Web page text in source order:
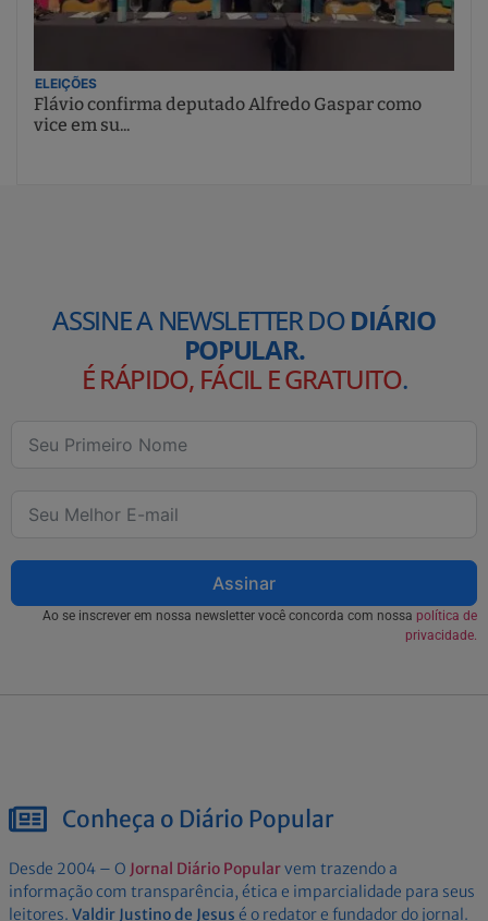
ELEIÇÕES
Flávio confirma deputado Alfredo Gaspar como
vice em su...
ASSINE A NEWSLETTER DODIÁRIO
POPULAR.
É RÁPIDO, FÁCIL E GRATUITO.
Assinar
Ao se inscrever em nossa newsletter você concorda com nossa política de
privacidade.
Conheça o Diário Popular
Desde 2004 – O Jornal Diário Popularvem trazendo a
informação com transparência, ética e imparcialidade para seus
leitores. Valdir Justino de Jesus é o redator e fundador do jornal.